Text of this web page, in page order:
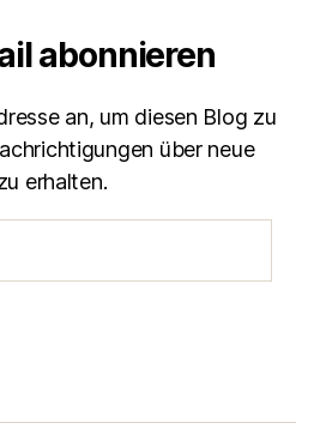
abonnieren
an, um diesen Blog zu
über neue
erhalten.